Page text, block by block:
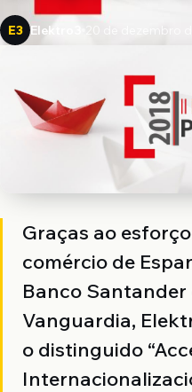
E3 Elektro3 20 de dezembro
Graças ao
comércio de
Banco Santander
Vanguardia,
o distinguido